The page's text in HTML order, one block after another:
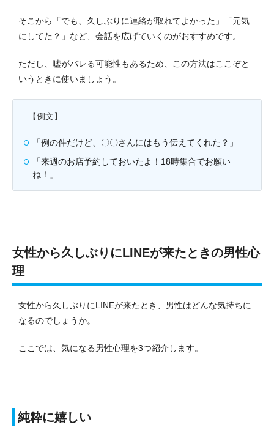
そこから「でも、久しぶりに連絡が取れてよかった」「元気
にしてた？」など、会話を広げていくのがおすすめです。
ただし、嘘がバレる可能性もあるため、この方法はここぞと
いうときに使いましょう。
【例文】
「例の件だけど、〇〇さんにはもう伝えてくれた？」
「来週のお店予約しておいたよ！18時集合でお願い
ね！」
女性から久しぶりにLINEが来たときの男性心
理
女性から久しぶりにLINEが来たとき、男性はどんな気持ちに
なるのでしょうか。
ここでは、気になる男性心理を3つ紹介します。
純粋に嬉しい